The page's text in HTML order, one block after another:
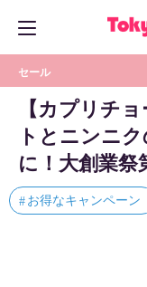
セール
【カプリチ
トとニンニ
に！大創業祭
お得なキャンペーン